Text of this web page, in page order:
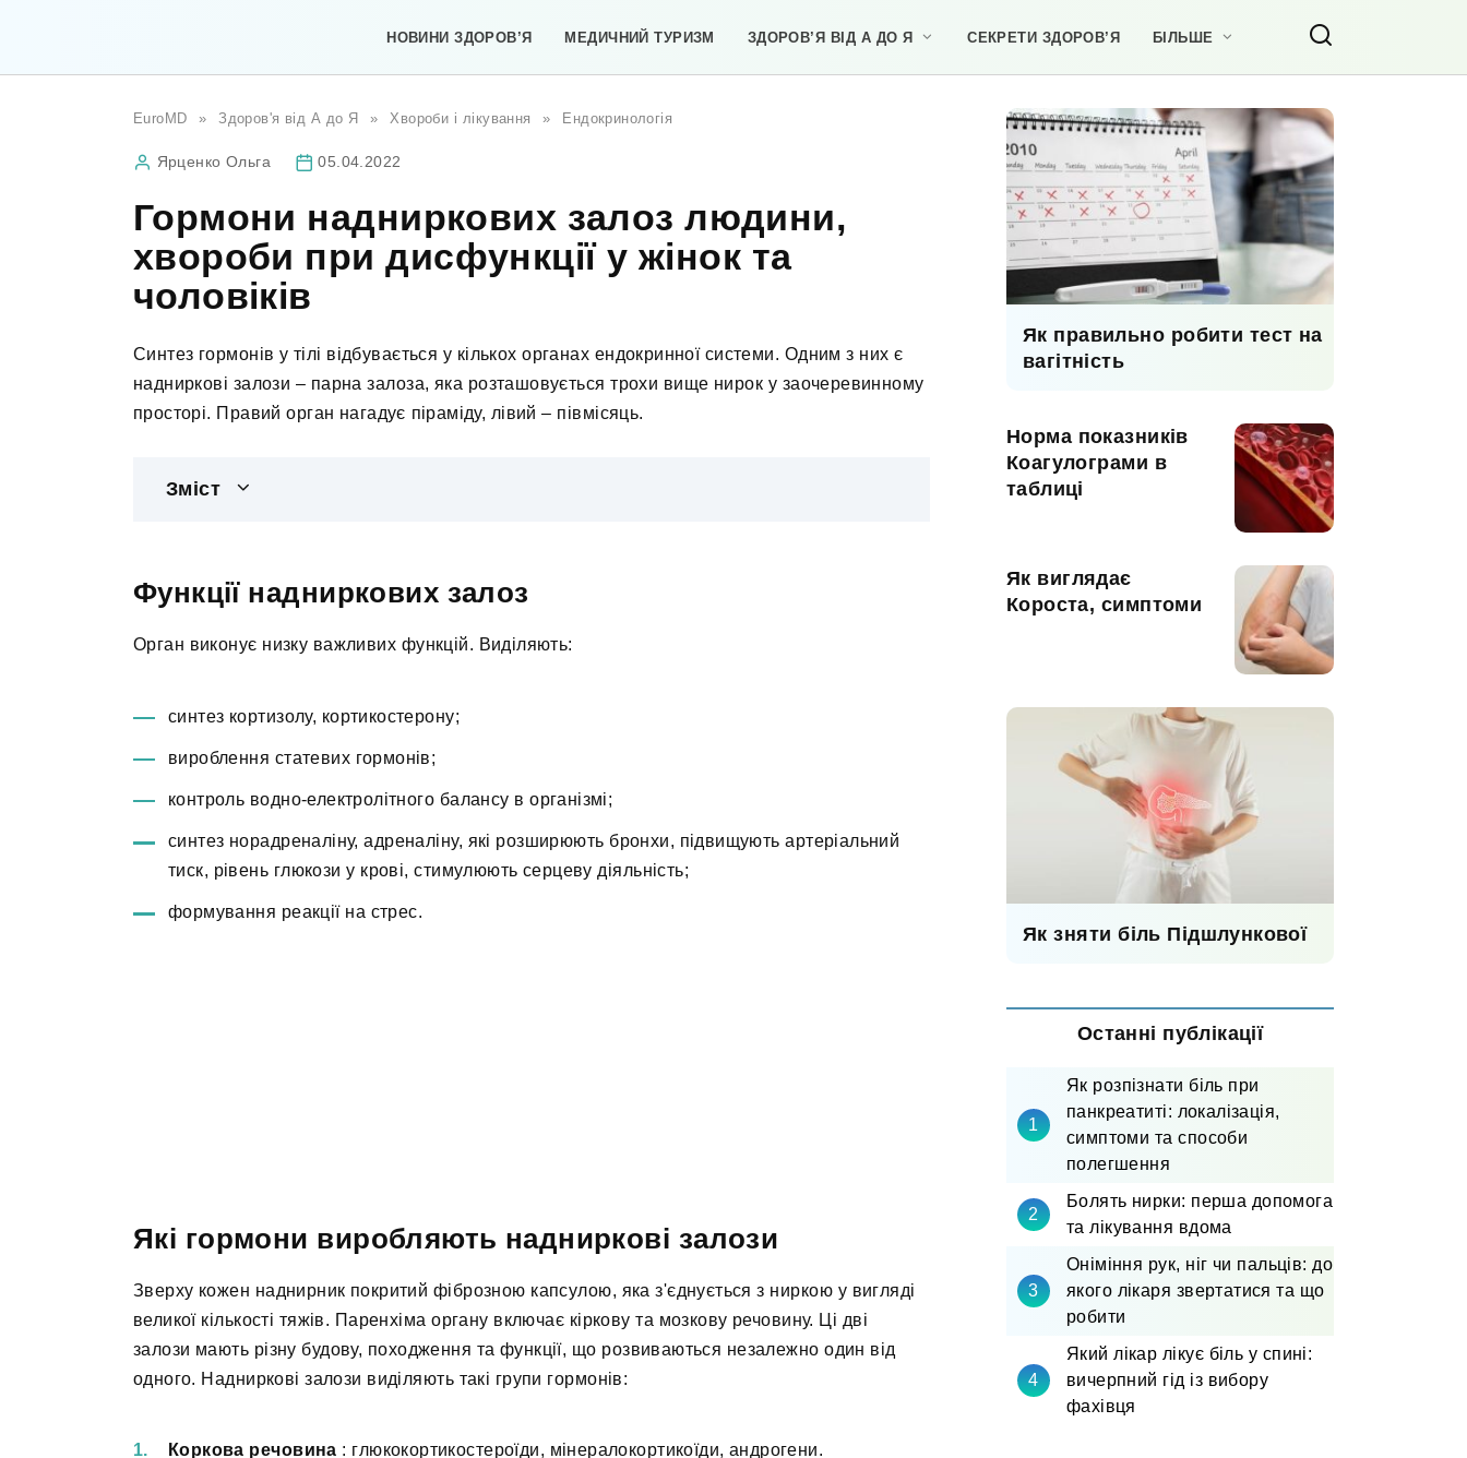
НОВИНИ ЗДОРОВ’Я МЕДИЧНИЙ ТУРИЗМ ЗДОРОВ’Я ВІД А ДО Я СЕКРЕТИ ЗДОРОВ’Я БІЛЬШЕ
EuroMD » Здоров'я від А до Я » Хвороби і лікування » Ендокринологія
Ярценко Ольга 05.04.2022
Гормони надниркових залоз людини,
хвороби при дисфункції у жінок та
чоловіків
Синтез гормонів у тілі відбувається у кількох органах ендокринної системи. Одним з них є
надниркові залози – парна залоза, яка розташовується трохи вище нирок у заочеревинному
просторі. Правий орган нагадує піраміду, лівий – півмісяць.
Зміст
Функції надниркових залоз
Орган виконує низку важливих функцій. Виділяють:
синтез кортизолу, кортикостерону;
вироблення статевих гормонів;
контроль водно-електролітного балансу в організмі;
синтез норадреналіну, адреналіну, які розширюють бронхи, підвищують артеріальний
тиск, рівень глюкози у крові, стимулюють серцеву діяльність;
формування реакції на стрес.
Які гормони виробляють надниркові залози
Зверху кожен наднирник покритий фіброзною капсулою, яка з'єднується з ниркою у вигляді
великої кількості тяжів. Паренхіма органу включає кіркову та мозкову речовину. Ці дві
залози мають різну будову, походження та функції, що розвиваються незалежно один від
одного. Надниркові залози виділяють такі групи гормонів:
Коркова речовина : глюкокортикостероїди, мінералокортикоїди, андрогени.
Як правильно робити тест на
вагітність
Норма показників
Коагулограми в
таблиці
Як виглядає
Короста, симптоми
Як зняти біль Підшлункової
Останні публікації
Як розпізнати біль при
панкреатиті: локалізація,
симптоми та способи
полегшення
Болять нирки: перша допомога
та лікування вдома
Оніміння рук, ніг чи пальців: до
якого лікаря звертатися та що
робити
Який лікар лікує біль у спині:
вичерпний гід із вибору
фахівця